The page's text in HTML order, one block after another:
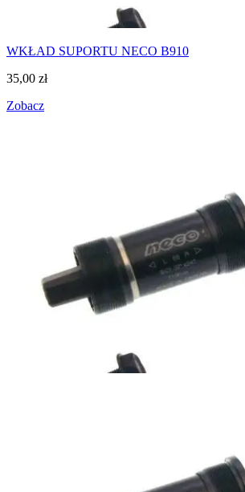
WKŁAD SUPORTU NECO B910
35,00 zł
Zobacz